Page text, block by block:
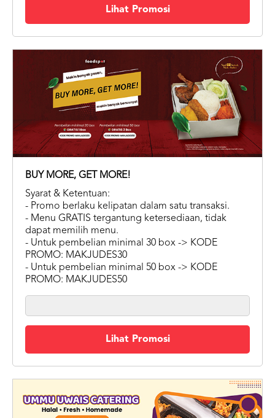
Lihat Promosi
BUY MORE, GET MORE!
Syarat & Ketentuan:
- Promo berlaku kelipatan dalam satu transaksi.
- Menu GRATIS tergantung ketersediaan, tidak
dapat memilih menu.
- Untuk pembelian minimal 30 box -> KODE
PROMO: MAKJUDES30
- Untuk pembelian minimal 50 box -> KODE
PROMO: MAKJUDES50
Lihat Promosi